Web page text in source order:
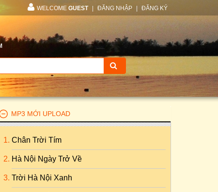
WELCOME GUEST ĐĂNG NHẬP ĐĂNG KÝ
MP3 MỚI UPLOAD
Chân Trời Tím
Hà Nội Ngày Trở Về
Trời Hà Nội Xanh